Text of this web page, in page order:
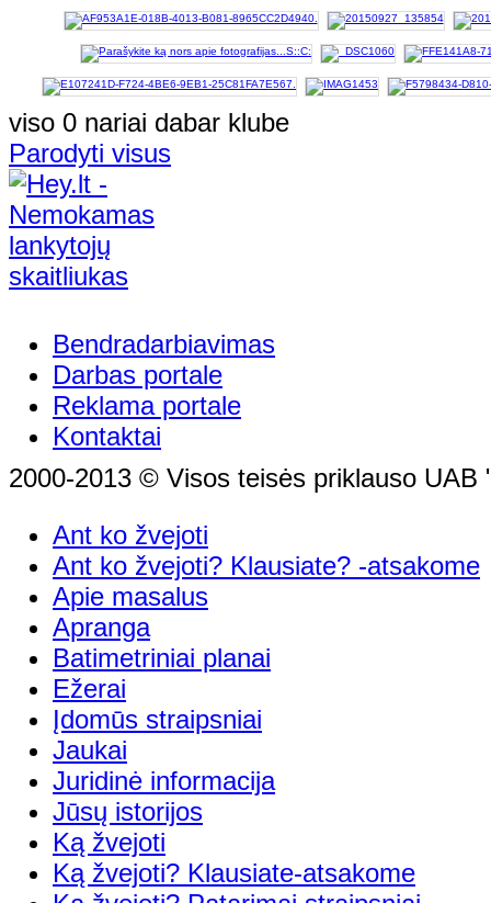
viso 0 nariai dabar klube
Parodyti visus
Bendradarbiavimas
Darbas portale
Reklama portale
Kontaktai
2000-2013 © Visos teisės priklauso UAB
Ant ko žvejoti
Ant ko žvejoti? Klausiate? -atsakome
Apie masalus
Apranga
Batimetriniai planai
Ežerai
Įdomūs straipsniai
Jaukai
Juridinė informacija
Jūsų istorijos
Ką žvejoti
Ką žvejoti? Klausiate-atsakome